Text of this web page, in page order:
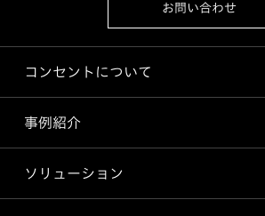
お問い合わせ
コンセントについて
事例紹介
ソリューション